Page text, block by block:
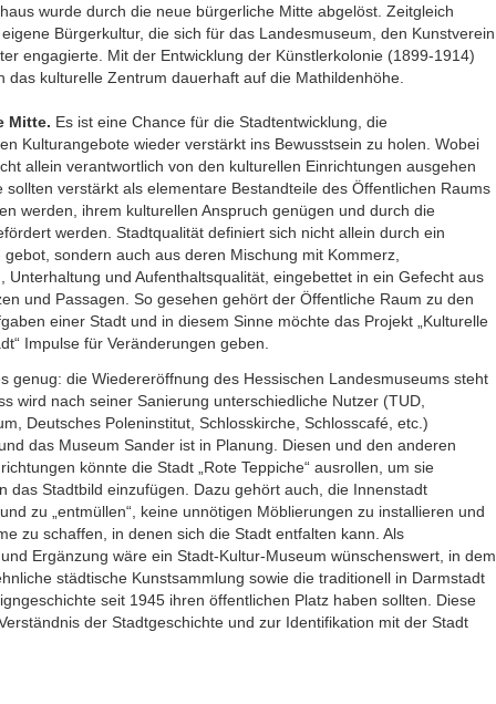
wurde durch die neue bürgerliche Mitte abgelöst. Zeitgleich
Bürgerkultur, die sich für das Landesmuseum, den Kunstverein
engagierte. Mit der Entwicklung der Künstlerkolonie (1899-1914)
das kulturelle Zentrum dauerhaft auf die Mathildenhöhe.
Mitte. Es ist eine Chance für die Stadtentwicklung, die
Kulturangebote wieder verstärkt ins Bewusstsein zu holen. Wobei
allein verantwortlich von den kulturellen Einrichtungen ausgehen
sollten verstärkt als elementare Bestandteile des Öffentlichen Raums
werden, ihrem kulturellen Anspruch genügen und durch die
werden. Stadtqualität definiert sich nicht allein durch ein
gebot, sondern auch aus deren Mischung mit Kommerz,
Unterhaltung und Aufenthaltsqualität, eingebettet in ein Gefecht aus
und Passagen. So gesehen gehört der Öffentliche Raum zu den
einer Stadt und in diesem Sinne möchte das Projekt „Kulturelle
Impulse für Veränderungen geben.
genug: die Wiedereröffnung des Hessischen Landesmuseums steht
wird nach seiner Sanierung unterschiedliche Nutzer (TUD,
Deutsches Poleninstitut, Schlosskirche, Schlosscafé, etc.)
das Museum Sander ist in Planung. Diesen und den anderen
könnte die Stadt „Rote Teppiche“ ausrollen, um sie
das Stadtbild einzufügen. Dazu gehört auch, die Innenstadt
zu „entmüllen“, keine unnötigen Möblierungen zu installieren und
zu schaffen, in denen sich die Stadt entfalten kann. Als
Ergänzung wäre ein Stadt-Kultur-Museum wünschenswert, in dem
städtische Kunstsammlung sowie die traditionell in Darmstadt
seit 1945 ihren öffentlichen Platz haben sollten. Diese
der Stadtgeschichte und zur Identifikation mit der Stadt